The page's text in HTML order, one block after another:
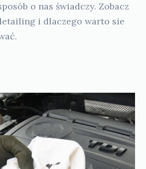
o nas świadczy. Zobacz
i dlaczego warto sie